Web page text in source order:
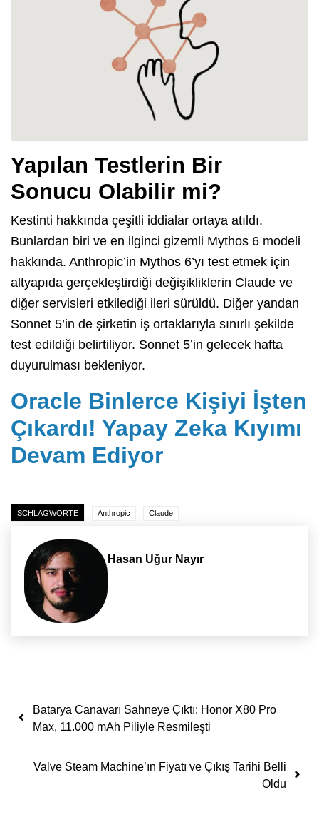
Yapılan Testlerin Bir
Sonucu Olabilir mi?
Kestinti hakkında çeşitli iddialar ortaya atıldı.
Bunlardan biri ve en ilginci gizemli Mythos 6 modeli
hakkında. Anthropic’in Mythos 6’yı test etmek için
altyapıda gerçekleştirdiği değişikliklerin Claude ve
diğer servisleri etkilediği ileri sürüldü. Diğer yandan
Sonnet 5’in de şirketin iş ortaklarıyla sınırlı şekilde
test edildiği belirtiliyor. Sonnet 5’in gelecek hafta
duyurulması bekleniyor.
Oracle Binlerce Kişiyi İşten
Çıkardı! Yapay Zeka Kıyımı
Devam Ediyor
SCHLAGWORTE Anthropic Claude
Hasan Uğur Nayır
Yazı dolaşımı
Batarya Canavarı Sahneye Çıktı: Honor X80 Pro
Max, 11.000 mAh Piliyle Resmileşti
Valve Steam Machine’ın Fiyatı ve Çıkış Tarihi Belli
Oldu